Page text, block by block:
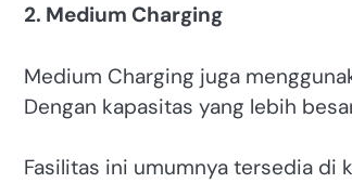
2. Medium Charging
Medium Charging juga
Dengan kapasitas yang lebih
Fasilitas ini umumnya tersedia di